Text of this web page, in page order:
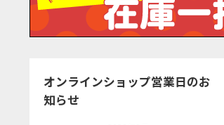
オンラインショップ営業日のお
知らせ